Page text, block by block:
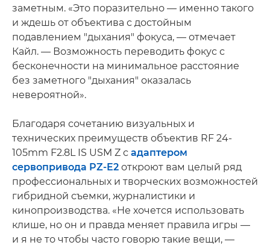
заметным. «Это поразительно — именно такого
и ждешь от объектива с достойным
подавлением "дыхания" фокуса, — отмечает
Кайл. — Возможность переводить фокус с
бесконечности на минимальное расстояние
без заметного "дыхания" оказалась
невероятной».
Благодаря сочетанию визуальных и
технических преимуществ объектив RF 24-
105mm F2.8L IS USM Z с адаптером
сервопривода PZ-E2 откроют вам целый ряд
профессиональных и творческих возможностей
гибридной съемки, журналистики и
кинопроизводства. «Не хочется использовать
клише, но он и правда меняет правила игры —
и я не то чтобы часто говорю такие вещи, —